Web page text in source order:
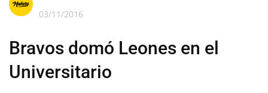
03/11/2016
Bravos domó Leones en el
Universitario